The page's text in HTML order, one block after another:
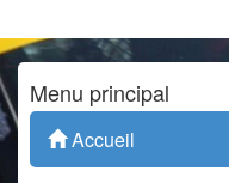
Menu principal
Accueil